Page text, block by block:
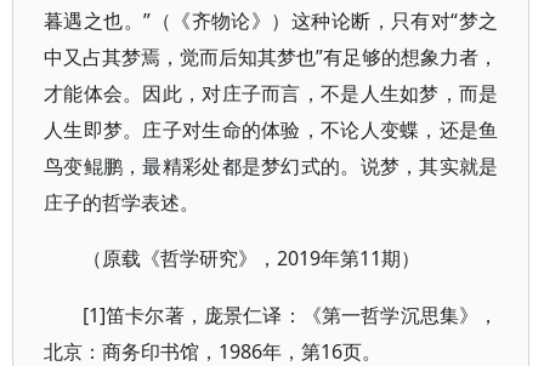
暮遇之也。”（《齐物论》）这种论断，只有对“梦之
中又占其梦焉，觉而后知其梦也”有足够的想象力者，
才能体会。因此，对庄子而言，不是人生如梦，而是
人生即梦。庄子对生命的体验，不论人变蝶，还是鱼
鸟变鲲鹏，最精彩处都是梦幻式的。说梦，其实就是
庄子的哲学表述。
（原载《哲学研究》， 2019年第11期）
[1]笛卡尔著，庞景仁译：《第一哲学沉思集》，
北京：商务印书馆，1986年，第16页。